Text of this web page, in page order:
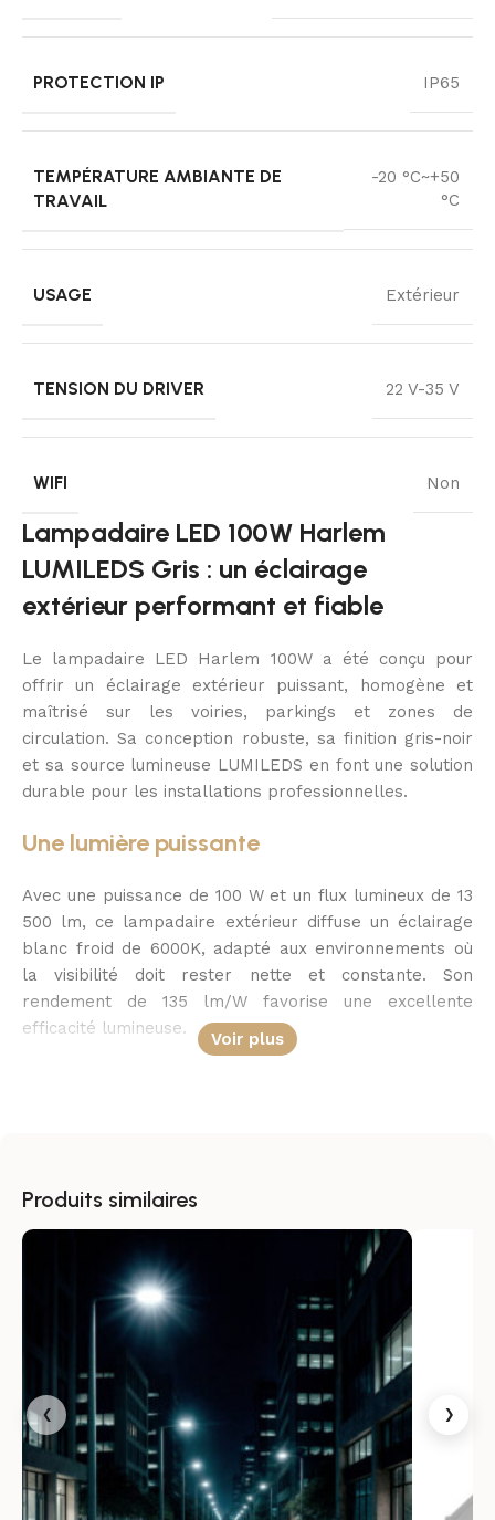
PROTECTION IP IP65
TEMPÉRATURE AMBIANTE DE
TRAVAIL
-20 °C~+50
°C
USAGE Extérieur
TENSION DU DRIVER 22 V-35 V
WIFI Non
Lampadaire LED 100W Harlem
LUMILEDS Gris : un éclairage
extérieur performant et fiable
Le lampadaire LED Harlem 100W a été conçu pour
offrir un éclairage extérieur puissant, homogène et
maîtrisé sur les voiries, parkings et zones de
circulation. Sa conception robuste, sa finition gris-noir
et sa source lumineuse LUMILEDS en font une solution
durable pour les installations professionnelles.
Une lumière puissante
Avec une puissance de 100 W et un flux lumineux de 13
500 lm, ce lampadaire extérieur diffuse un éclairage
blanc froid de 6000K, adapté aux environnements où
la visibilité doit rester nette et constante. Son
rendement de 135 lm/W favorise une excellente
efficacité lumineuse.
à mieux canaliser l’éclairage, pour un résultat plus
propre et plus confortable dans l’espace public.
Une conception robuste
Fabriqué en aluminium et verre, le lampadaire LED
Harlem bénéficie d’une structure solide pensée pour
l’usage extérieur. Son indice de protection IP65 assure
une bonne résistance à la poussière et aux projections
d’eau, tandis que sa plage de fonctionnement de -20 °C
à +50 °C élargit ses possibilités d’installation.
Voir plus
Produits similaires
‹ ›